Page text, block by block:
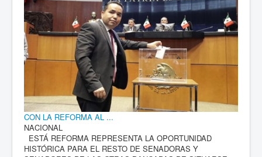
CON LA REFORMA AL ...
NACIONAL
ESTÁ REFORMA REPRESENTA LA OPORTUNIDAD
HISTÓRICA PARA EL RESTO DE SENADORAS Y